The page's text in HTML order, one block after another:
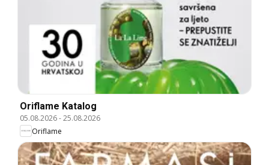
Oriflame Katalog
05.08.2026-25.08.2026
Oriflame